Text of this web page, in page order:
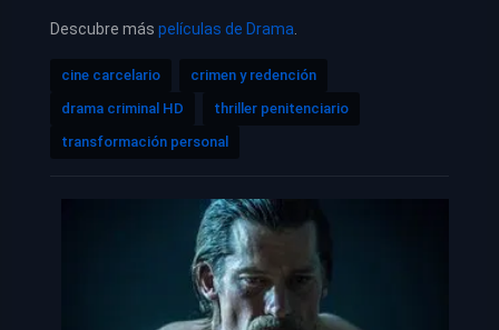
Descubre más películas de Drama
cine carcelario
crimen y redención
drama criminal HD
thriller penitenciario
transformación personal